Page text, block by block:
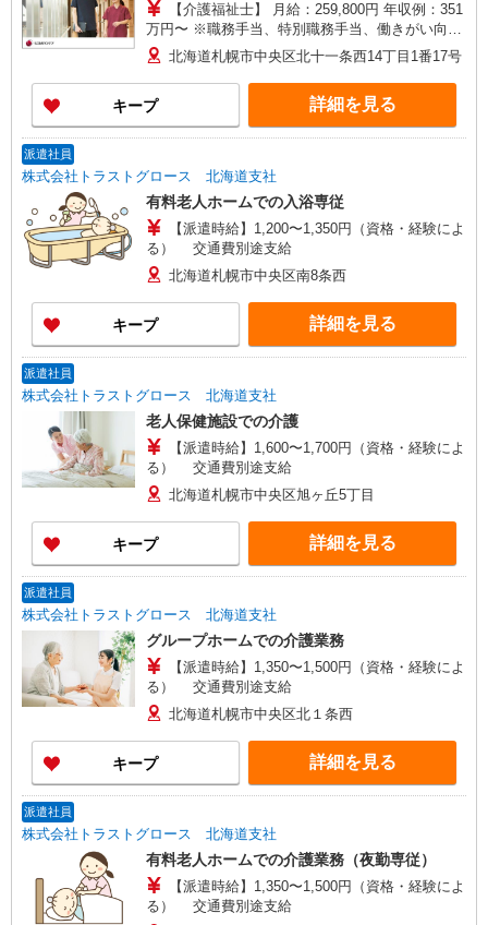
【介護福祉士】 月給：259,800円 年収例：351
万円〜 ※職務手当、特別職務手当、働きがい向上
手当、日祝手当（月平均2回分）、夜勤手当（月平
均5回分）等、毎月平均的に支払われる手当を含み
ます。 ■オンコール手当（1,000円/日）あり ◎残
業時は別途時間外手当支給（超過1分〜） ◎賞
与 基本給2.08ヶ月分/年支給
北海道札幌市中央区北十一条西14丁目1番17号
キープ 詳細を見る
派遣社員
株式会社トラストグロース 北海道支社
有料老人ホームでの入浴専従
【派遣時給】1,200〜1,350円（資格・経験によ
る） 交通費別途支給
北海道札幌市中央区南8条西
キープ 詳細を見る
派遣社員
株式会社トラストグロース 北海道支社
老人保健施設での介護
【派遣時給】1,600〜1,700円（資格・経験によ
る） 交通費別途支給
北海道札幌市中央区旭ヶ丘5丁目
キープ 詳細を見る
派遣社員
株式会社トラストグロース 北海道支社
グループホームでの介護業務
【派遣時給】1,350〜1,500円（資格・経験によ
る） 交通費別途支給
北海道札幌市中央区北１条西
キープ 詳細を見る
派遣社員
株式会社トラストグロース 北海道支社
有料老人ホームでの介護業務（夜勤専従）
【派遣時給】1,350〜1,500円（資格・経験によ
る） 交通費別途支給